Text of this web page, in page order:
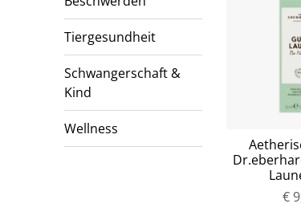
Tiergesundheit
Schwangerschaft &
Kind
Wellness
€